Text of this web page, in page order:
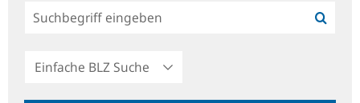
Einfache
Suche